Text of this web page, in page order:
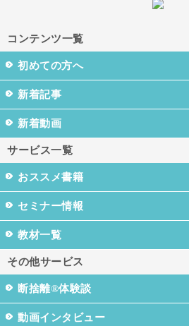
コンテンツ一覧
初めての方へ
新着記事
新着動画
サービス一覧
おススメ書籍
セミナー情報
教材一覧
その他サービス
断捨離®体験談
動画インタビュー